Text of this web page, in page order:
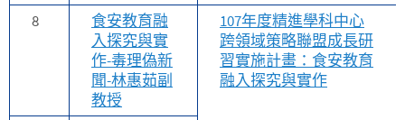
8
食安教育融
入探究與實
作-毒理偽新
聞-林惠茹副
教授
107年度精進學科中心
跨領域策略聯盟成長研
習實施計畫：食安教育
融入探究與實作